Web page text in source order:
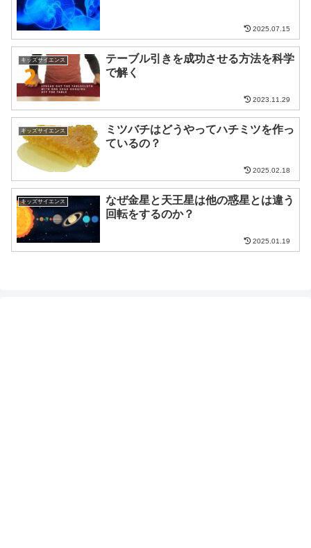
2025.07.15
キッズサイエンス
テーブル引きを成功させる方法を科学
で解く
2023.11.29
キッズサイエンス
ミツバチはどうやってハチミツを作っ
ているの？
2025.02.18
キッズサイエンス
なぜ金星と天王星は他の惑星とは違う
回転をするのか？
2025.01.19